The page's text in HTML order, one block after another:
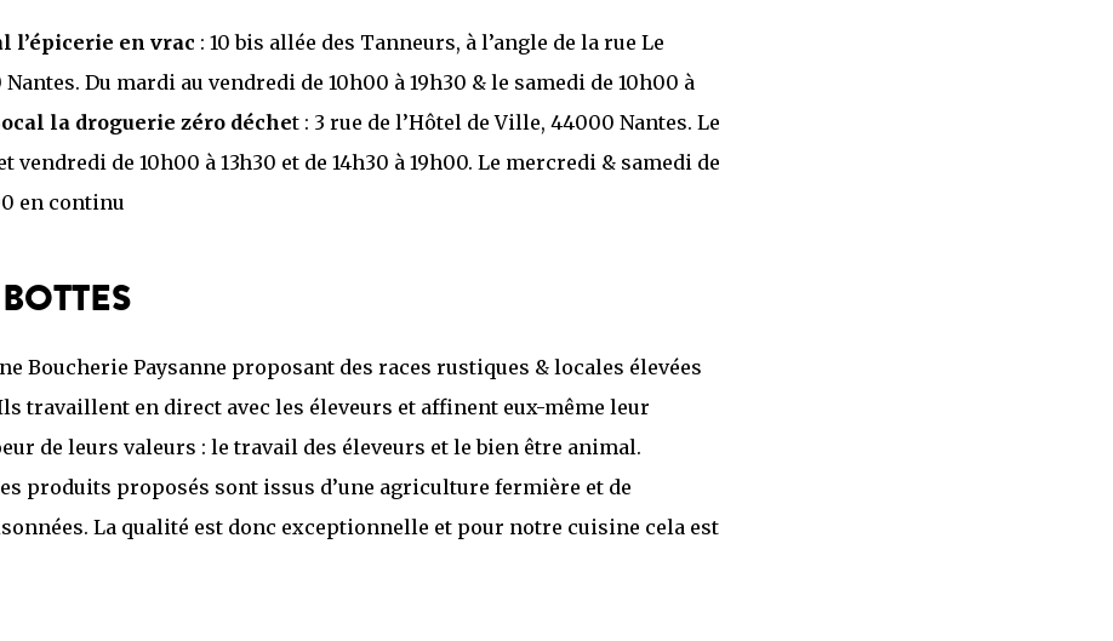
l’épicerie en vrac : 10 bis allée des Tanneurs, à l’angle de la rue Le
Du mardi au vendredi de 10h00 à 19h30 & le samedi de 10h00 à
la droguerie zéro déchet : 3 rue de l’Hôtel de Ville, 44000 Nantes. Le
vendredi de 10h00 à 13h30 et de 14h30 à 19h00. Le mercredi & samedi de
en continu
Boucherie Paysanne proposant des races rustiques & locales élevées
travaillent en direct avec les éleveurs et affinent eux-même leur
de leurs valeurs : le travail des éleveurs et le bien être animal.
produits proposés sont issus d’une agriculture fermière et de
La qualité est donc exceptionnelle et pour notre cuisine cela est